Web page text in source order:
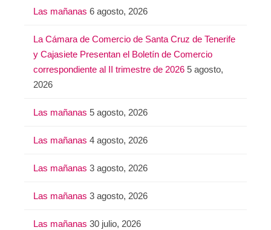
Las mañanas 6 agosto, 2026
La Cámara de Comercio de Santa Cruz de Tenerife
y Cajasiete Presentan el Boletín de Comercio
correspondiente al II trimestre de 2026 5 agosto,
2026
Las mañanas 5 agosto, 2026
Las mañanas 4 agosto, 2026
Las mañanas 3 agosto, 2026
Las mañanas 3 agosto, 2026
Las mañanas 30 julio, 2026